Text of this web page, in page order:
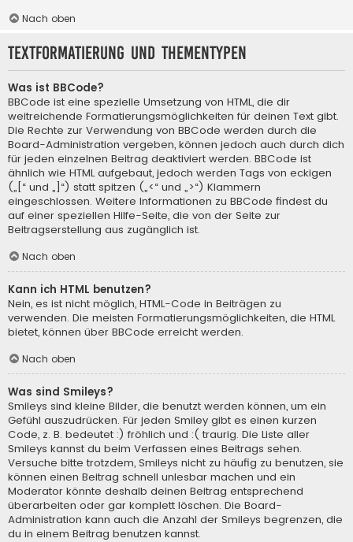
Nach oben
Textformatierung und Thementypen
Was ist BBCode?
BBCode ist eine spezielle Umsetzung von HTML, die dir
weitreichende Formatierungsmöglichkeiten für deinen Text gibt.
Die Rechte zur Verwendung von BBCode werden durch die
Board-Administration vergeben, können jedoch auch durch dich
für jeden einzelnen Beitrag deaktiviert werden. BBCode ist
ähnlich wie HTML aufgebaut, jedoch werden Tags von eckigen
(„[“ und „]“) statt spitzen („<“ und „>“) Klammern
eingeschlossen. Weitere Informationen zu BBCode findest du
auf einer speziellen Hilfe-Seite, die von der Seite zur
Beitragserstellung aus zugänglich ist.
Nach oben
Kann ich HTML benutzen?
Nein, es ist nicht möglich, HTML-Code in Beiträgen zu
verwenden. Die meisten Formatierungsmöglichkeiten, die HTML
bietet, können über BBCode erreicht werden.
Nach oben
Was sind Smileys?
Smileys sind kleine Bilder, die benutzt werden können, um ein
Gefühl auszudrücken. Für jeden Smiley gibt es einen kurzen
Code, z. B. bedeutet :) fröhlich und :( traurig. Die Liste aller
Smileys kannst du beim Verfassen eines Beitrags sehen.
Versuche bitte trotzdem, Smileys nicht zu häufig zu benutzen, sie
können einen Beitrag schnell unlesbar machen und ein
Moderator könnte deshalb deinen Beitrag entsprechend
überarbeiten oder gar komplett löschen. Die Board-
Administration kann auch die Anzahl der Smileys begrenzen, die
du in einem Beitrag benutzen kannst.